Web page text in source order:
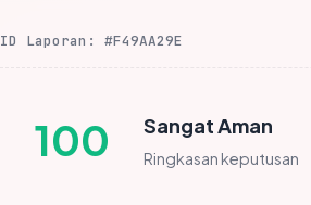
ID Laporan: #F49AA29E
100 Sangat Aman
Ringkasan keputusan